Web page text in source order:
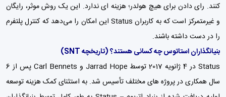
کنند. رای دادن برای هیچ هولدر؛ هزینه ای ندارد. این یک روش موثر، رایگان
و غیرمتمرکز است که به کاربران Status این امکان را می‌دهد که کنترل پلتفرم
را در دست داشته باشند.
بنیانگذاران استاتوس چه کسانی هستند؟ (تاریخچه SNT)
Status در 4 ژانویه 2017 توسط Jarrad Hope و Carl Bennets پس از 6
سال همکاری در پروژه های مختلف تأسیس شد. به استثنای کمک هزینه توسعه